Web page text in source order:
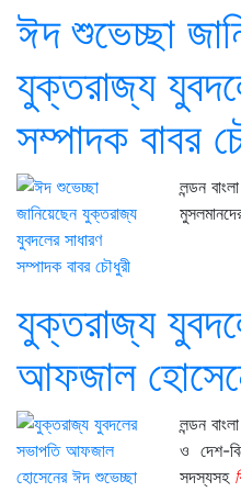
ঈদ শুভেচ্ছা
যুক্তরাজ্য
সম্পাদক বাবর
লন্ডন
যুক্তরাজ্য
আফজাল
লন্ডন
ও দেশ-
সদস্যসহ